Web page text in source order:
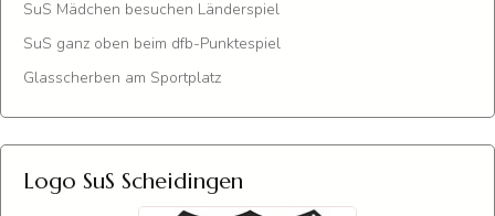
SuS Mädchen besuchen Länderspiel
SuS ganz oben beim dfb-Punktespiel
Glasscherben am Sportplatz
Logo SuS Scheidingen